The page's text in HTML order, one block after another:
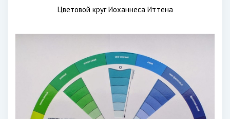
Цветовой круг Иоханнеса Иттена